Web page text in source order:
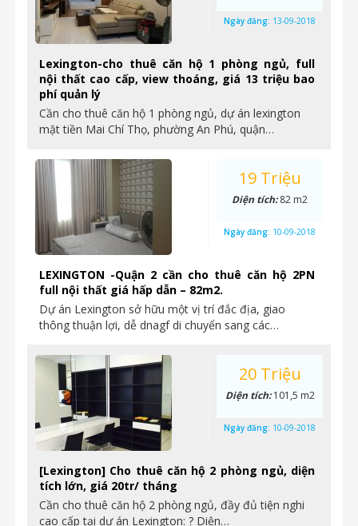
Lexington-cho thuê căn hộ 1 phòng ngủ, full
nội thất cao cấp, view thoáng, giá 13 triệu bao
phí quản lý
Cần cho thuê căn hộ 1 phòng ngủ, dự án lexington
mặt tiền Mai Chí Thọ, phường An Phú, quận…
Ngày đăng: 13-09-2018
LEXINGTON -Quận 2 cần cho thuê căn hộ 2PN
full nội thất giá hấp dẫn – 82m2.
Dự án Lexington sở hữu một vị trí đắc địa, giao
thông thuận lợi, dễ dnagf di chuyển sang các…
19 Triệu
Diện tích:82 m2
Ngày đăng: 10-09-2018
[Lexington] Cho thuê căn hộ 2 phòng ngủ, diện
tích lớn, giá 20tr/ tháng
Cần cho thuê căn hộ 2 phòng ngủ, đầy đủ tiện nghi
cao cấp tại dự án Lexington: ? Diện…
20 Triệu
Diện tích:101,5 m2
Ngày đăng: 10-09-2018